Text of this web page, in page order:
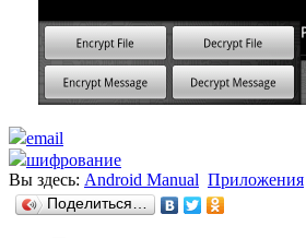
email
шифрование
Вы здесь: Android Manual Приложения
Поделиться…